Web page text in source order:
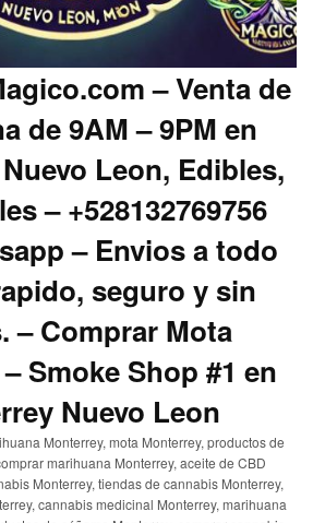
– Venta de
de 9AM – 9PM en
Leon, Edibles,
– +528132769756
– Envios a todo
seguro y sin
– Comprar Mota
Smoke Shop #1 en
Nuevo Leon
Monterrey, mota Monterrey, productos de
marihuana Monterrey, aceite de CBD
Monterrey, tiendas de cannabis Monterrey,
cannabis medicinal Monterrey, marihuana